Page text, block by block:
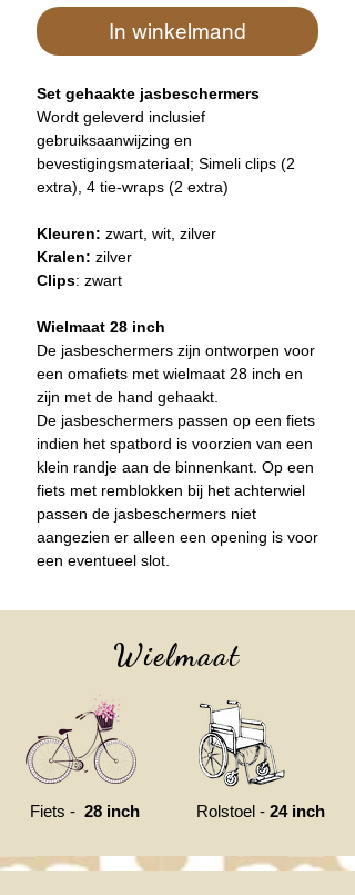
In winkelmand
Set gehaakte jasbeschermers
Wordt geleverd inclusief
gebruiksaanwijzing en
bevestigingsmateriaal; Simeli clips (2
extra), 4 tie-wraps (2 extra)
Kleuren: zwart, wit, zilver
Kralen: zilver
Clips: zwart
Wielmaat 28 inch
De jasbeschermers zijn ontworpen voor
een omafiets met wielmaat 28 inch en
zijn met de hand gehaakt.
De jasbeschermers passen op een fiets
indien het spatbord is voorzien van een
klein randje aan de binnenkant. Op een
fiets met remblokken bij het achterwiel
passen de jasbeschermers niet
aangezien er alleen een opening is voor
een eventueel slot.
Wielmaat
Fiets - 28 inch Rolstoel - 24 inch